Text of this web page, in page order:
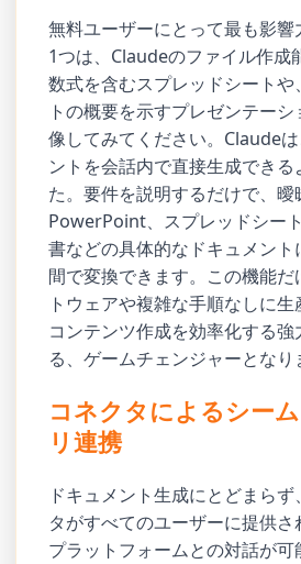
無料ユーザーにとって最も影
1つは、Claudeのファイル作成
数式を含むスプレッドシートや
トの概要を示すプレゼンテー
像してみてください。Claude
ントを会話内で直接生成できる
た。要件を説明するだけで、曖
PowerPoint、スプレッドシー
書などの具体的なドキュメン
間で変換できます。この機能だ
トウェアや複雑な手順なしに生
コンテンツ作成を効率化する
る、ゲームチェンジャーとなり
コネクタによるシー
リ連携
ドキュメント生成にとどまら
タがすべてのユーザーに提供
プラットフォームとの対話が可